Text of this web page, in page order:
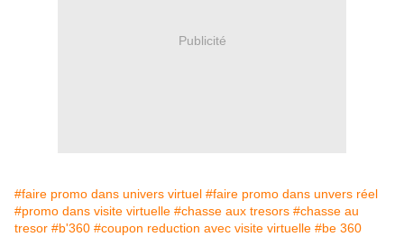
Publicité
#faire promo dans univers virtuel #faire promo dans unvers réel
#promo dans visite virtuelle #chasse aux tresors #chasse au
tresor #b'360 #coupon reduction avec visite virtuelle #be 360